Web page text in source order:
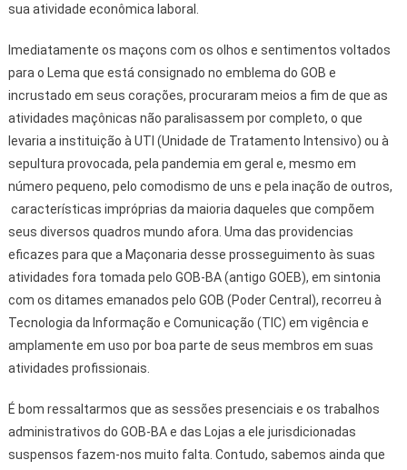
sua atividade econômica laboral.
Imediatamente os maçons com os olhos e sentimentos voltados
para o Lema que está consignado no emblema do GOB e
incrustado em seus corações, procuraram meios a fim de que as
atividades maçônicas não paralisassem por completo, o que
levaria a instituição à UTI (Unidade de Tratamento Intensivo) ou à
sepultura provocada, pela pandemia em geral e, mesmo em
número pequeno, pelo comodismo de uns e pela inação de outros,
características impróprias da maioria daqueles que compõem
seus diversos quadros mundo afora. Uma das providencias
eficazes para que a Maçonaria desse prosseguimento às suas
atividades fora tomada pelo GOB-BA (antigo GOEB), em sintonia
com os ditames emanados pelo GOB (Poder Central), recorreu à
Tecnologia da Informação e Comunicação (TIC) em vigência e
amplamente em uso por boa parte de seus membros em suas
atividades profissionais.
É bom ressaltarmos que as sessões presenciais e os trabalhos
administrativos do GOB-BA e das Lojas a ele jurisdicionadas
suspensos fazem-nos muito falta. Contudo, sabemos ainda que